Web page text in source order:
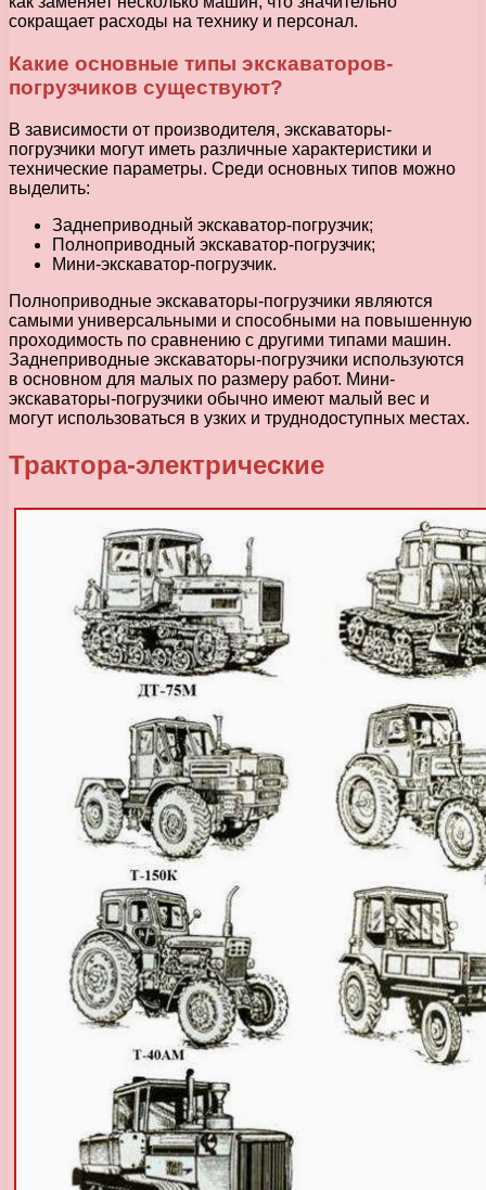
сокращает расходы на технику и персонал.
Какие основные типы экскаваторов-
погрузчиков существуют?
В зависимости от производителя, экскаваторы-
погрузчики могут иметь различные характеристики и
технические параметры. Среди основных типов можно
выделить:
Заднеприводный экскаватор-погрузчик;
Полноприводный экскаватор-погрузчик;
Мини-экскаватор-погрузчик.
Полноприводные экскаваторы-погрузчики являются
самыми универсальными и способными на повышенную
проходимость по сравнению с другими типами машин.
Заднеприводные экскаваторы-погрузчики используются
в основном для малых по размеру работ. Мини-
экскаваторы-погрузчики обычно имеют малый вес и
могут использоваться в узких и труднодоступных местах.
Трактора-электрические